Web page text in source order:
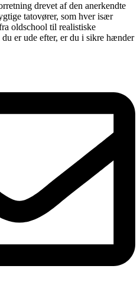
drevet af den anerkendte
tatovører, som hver især
oldschool til realistiske
er ude efter, er du i sikre hænder